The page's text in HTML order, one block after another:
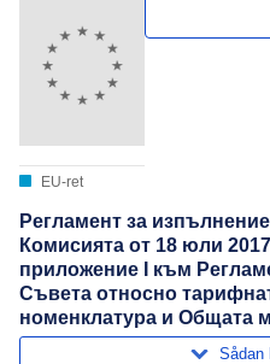
EU-ret
Регламент за
Комисията от 18 юли
приложение I към
Съвета относно
номенклатура и Общата
Sådan